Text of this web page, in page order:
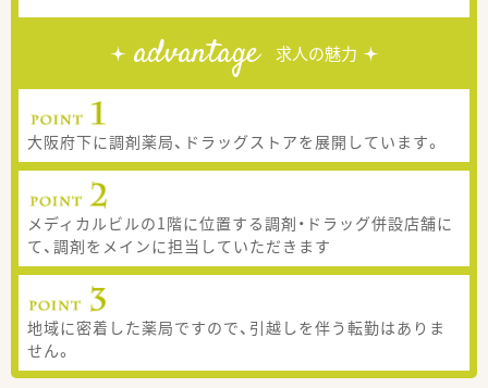
advantage 求人の魅力
大阪府下に調剤薬局、ドラッグストアを展開しています。
メディカルビルの1階に位置する調剤・ドラッグ併設店舗に
て、調剤をメインに担当していただきます
地域に密着した薬局ですので、引越しを伴う転勤はありま
せん。